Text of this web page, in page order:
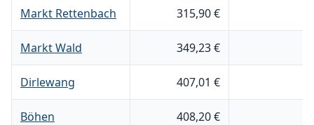
Markt Rettenbach 315,90 €
Markt Wald 349,23 €
Dirlewang 407,01 €
Böhen 408,20 €